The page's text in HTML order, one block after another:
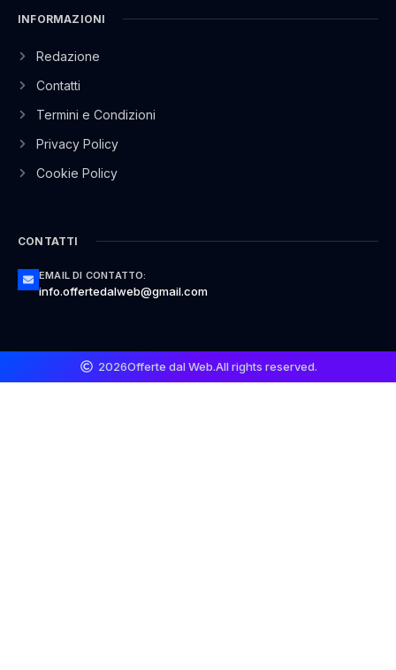
INFORMAZIONI
Redazione
Contatti
Termini e Condizioni
Privacy Policy
Cookie Policy
CONTATTI
EMAIL DI CONTATTO:
info.offertedalweb@gmail.com
2026Offerte dal Web.All rights reserved.